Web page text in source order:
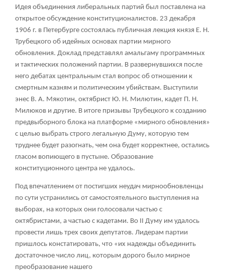
Идея объединения либеральных партий был поставлена на
открытое обсуждение конституционалистов. 23 декабря
1906 г. в Петербурге состоялась публичная лекция князя Е. Н.
Трубецкого об идейных основах партии мирного
обновления. Доклад представлял амальгаму программных
и тактических положений партии. В развернувшихся после
него дебатах центральным стал вопрос об отношении к
смертным казням и политическим убийствам. Выступили
энес В. А. Мякотин, октябрист Ю. Н. Милютин, кадет П. Н.
Милюков и другие. В итоге призывы Трубецкого к созданию
предвыборного блока на платформе «мирного обновления»
с целью выбрать строго легальную Думу, которую тем
труднее будет разогнать, чем она будет корректнее, остались
гласом вопиющего в пустыне. Образование
конституционного центра не удалось.
Под впечатлением от постигших неудач мирнообновленцы
по сути устранились от самостоятельного выступления на
выборах, на которых они голосовали частью с
октябристами, а частью с кадетами. Во II Думу им удалось
провести лишь трех своих депутатов. Лидерам партии
пришлось констатировать, что «их надежды объединить
достаточное число лиц, которым дорого было мирное
преобразование нашего